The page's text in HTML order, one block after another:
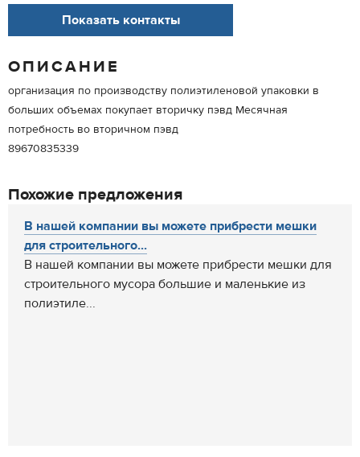
Показать контакты
ОПИСАНИЕ
организация по производству полиэтиленовой упаковки в
больших объемах покупает вторичку пэвд Месячная
потребность во вторичном пэвд
89670835339
Похожие предложения
В нашей компании вы можете прибрести мешки
для строительного...
В нашей компании вы можете прибрести мешки для
строительного мусора большие и маленькие из
полиэтиле...